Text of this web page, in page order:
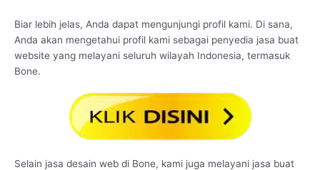
Biar lebih jelas, Anda dapat mengunjungi profil kami. Di sana,
Anda akan mengetahui profil kami sebagai penyedia jasa buat
website yang melayani seluruh wilayah Indonesia, termasuk
Bone.
Selain jasa desain web di Bone, kami juga melayani jasa buat